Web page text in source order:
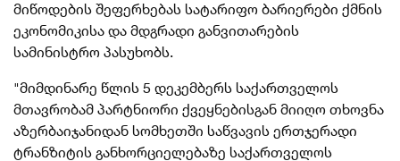
მიწოდების შეფერხებას სატარიფო ბარიერები ქმნის
ეკონომიკისა და მდგრადი განვითარების
სამინისტრო პასუხობს.
"მიმდინარე წლის 5 დეკემბერს საქართველოს
მთავრობამ პარტნიორი ქვეყნებისგან მიიღო თხოვნა
აზერბაიჯანიდან სომხეთში საწვავის ერთჯერადი
ტრანზიტის განხორციელებაზე საქართველოს